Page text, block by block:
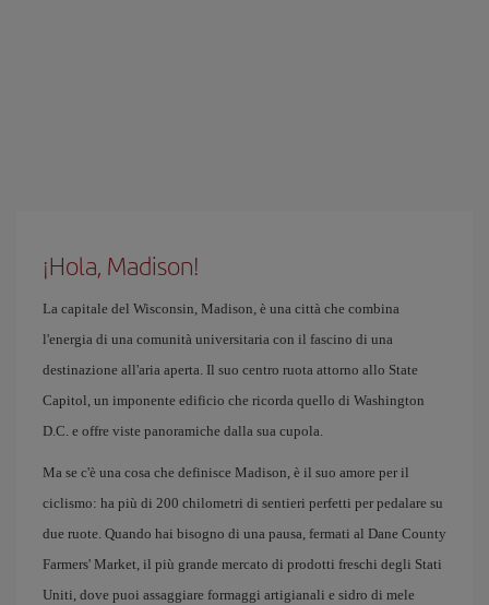
¡Hola, Madison!
La capitale del Wisconsin, Madison, è una città che combina
l'energia di una comunità universitaria con il fascino di una
destinazione all'aria aperta. Il suo centro ruota attorno allo State
Capitol, un imponente edificio che ricorda quello di Washington
D.C. e offre viste panoramiche dalla sua cupola.
Ma se c'è una cosa che definisce Madison, è il suo amore per il
ciclismo: ha più di 200 chilometri di sentieri perfetti per pedalare su
due ruote. Quando hai bisogno di una pausa, fermati al Dane County
Farmers' Market, il più grande mercato di prodotti freschi degli Stati
Uniti, dove puoi assaggiare formaggi artigianali e sidro di mele